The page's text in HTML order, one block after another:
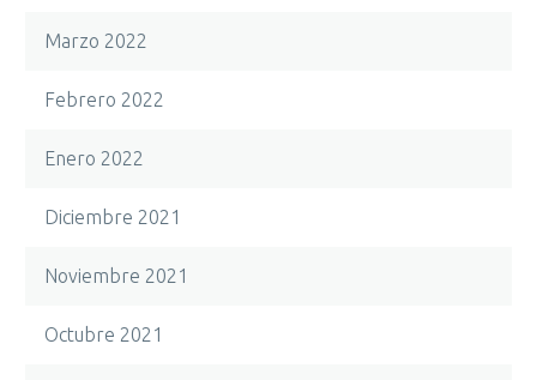
Marzo 2022
Febrero 2022
Enero 2022
Diciembre 2021
Noviembre 2021
Octubre 2021